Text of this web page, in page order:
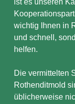
ist es unseren
wichtig Ihnen in
und schnell,
helfen.
Die vermittelten
Rothenditmold
üblicherweise